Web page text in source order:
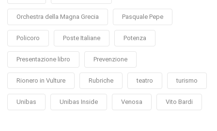
Orchestra della Magna Grecia Pasquale Pepe
Policoro Poste Italiane Potenza
Presentazione libro Prevenzione
Rionero in Vulture Rubriche teatro turismo
Unibas Unibas Inside Venosa Vito Bardi